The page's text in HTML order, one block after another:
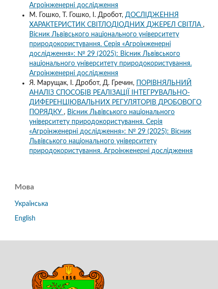
Агроінженерні дослідження
М. Гошко, Т. Гошко, І. Дробот, ДОСЛІДЖЕННЯ
ХАРАКТЕРИСТИК СВІТЛОДІОДНИХ ДЖЕРЕЛ СВІТЛА ,
Вісник Львівського національного університету
природокористування. Серія «Агроінженерні
дослідження»: № 29 (2025): Вісник Львівського
національного університету природокористування.
Агроінженерні дослідження
Я. Марущак, І. Дробот, Д. Гречин,
ПОРІВНЯЛЬНИЙ
АНАЛІЗ СПОСОБІВ РЕАЛІЗАЦІЇ ІНТЕГРУВАЛЬНО-
ДИФЕРЕНЦІЮВАЛЬНИХ РЕГУЛЯТОРІВ ДРОБОВОГО
ПОРЯДКУ , Вісник Львівського національного
університету природокористування. Серія
«Агроінженерні дослідження»: № 29 (2025): Вісник
Львівського національного університету
природокористування. Агроінженерні дослідження
Мова
Українська
English